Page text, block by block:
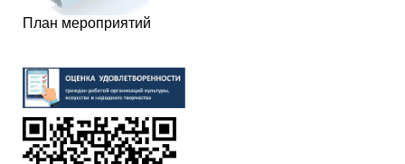
План мероприятий